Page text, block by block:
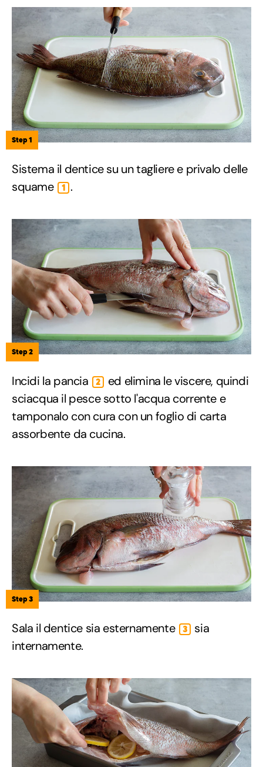
Step 1
Sistema il dentice su un tagliere e privalo delle
squame
1 .
Step 2
Incidi la pancia 2
ed elimina le viscere, quindi
sciacqua il pesce sotto l'acqua corrente e
tamponalo con cura con un foglio di carta
assorbente da cucina.
Step 3
Sala il dentice sia esternamente 3
sia
internamente.